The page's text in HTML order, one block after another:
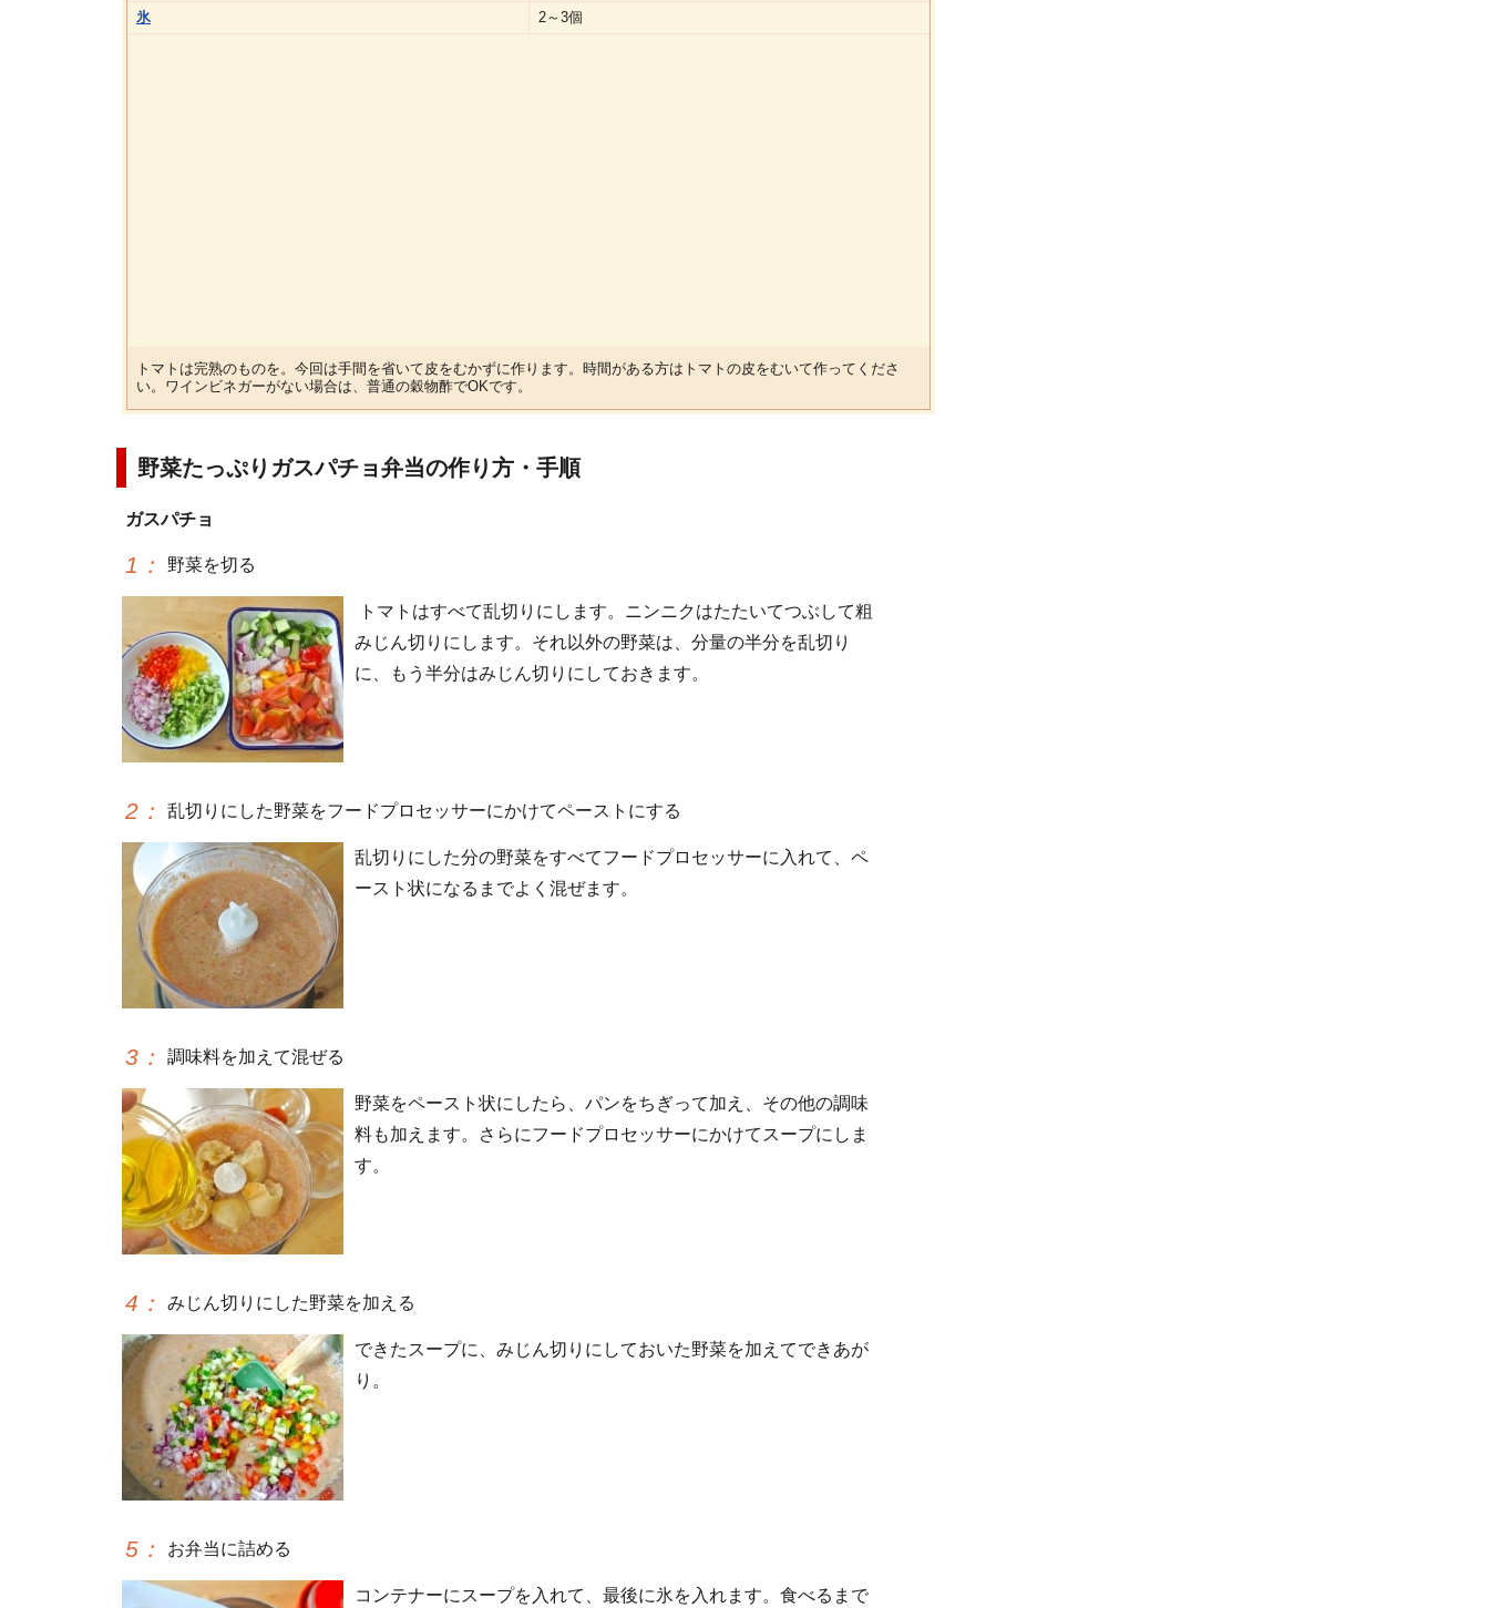
氷
2～3個
トマトは完熟のものを。今回は手間を省いて皮をむかずに作ります。時間がある方はトマトの皮をむいて作ってくださ
い。ワインビネガーがない場合は、普通の穀物酢でOKです。
野菜たっぷりガスパチョ弁当の作り方・手順
ガスパチョ
1 ： 野菜を切る
トマトはすべて乱切りにします。ニンニクはたたいてつぶして粗
みじん切りにします。それ以外の野菜は、分量の半分を乱切り
に、もう半分はみじん切りにしておきます。
2 ： 乱切りにした野菜をフードプロセッサーにかけてペーストにする
乱切りにした分の野菜をすべてフードプロセッサーに入れて、ペ
ースト状になるまでよく混ぜます。
3 ： 調味料を加えて混ぜる
野菜をペースト状にしたら、パンをちぎって加え、その他の調味
料も加えます。さらにフードプロセッサーにかけてスープにしま
す。
4 ： みじん切りにした野菜を加える
できたスープに、みじん切りにしておいた野菜を加えてできあが
り。
5 ： お弁当に詰める
コンテナーにスープを入れて、最後に氷を入れます。食べるまで